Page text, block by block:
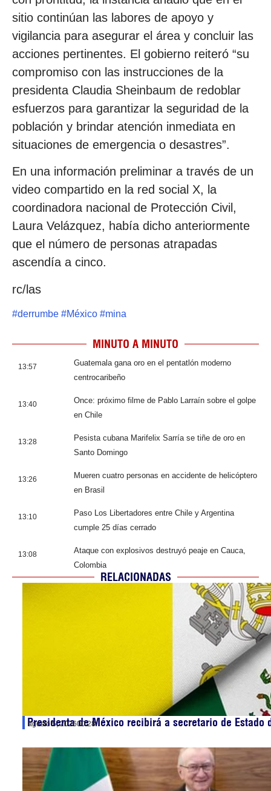
sitio continúan las labores de apoyo y
vigilancia para asegurar el área y concluir las
acciones pertinentes. El gobierno reiteró “su
compromiso con las instrucciones de la
presidenta Claudia Sheinbaum de redoblar
esfuerzos para garantizar la seguridad de la
población y brindar atención inmediata en
situaciones de emergencia o desastres”.
En una información preliminar a través de un
video compartido en la red social X, la
coordinadora nacional de Protección Civil,
Laura Velázquez, había dicho anteriormente
que el número de personas atrapadas
ascendía a cinco.
rc/las
#derrumbe #México #mina
MINUTO A MINUTO
13:57
Guatemala gana oro en el pentatlón moderno
centrocaribeño
13:40
Once: próximo filme de Pablo Larraín sobre el golpe
en Chile
13:28
Pesista cubana Marifelix Sarría se tiñe de oro en
Santo Domingo
13:26
Mueren cuatro personas en accidente de helicóptero
en Brasil
13:10
Paso Los Libertadores entre Chile y Argentina
cumple 25 días cerrado
13:08
Ataque con explosivos destruyó peaje en Cauca,
Colombia
RELACIONADAS
Presidenta de México recibirá a secretario de Estado
agosto 5, 202600:28